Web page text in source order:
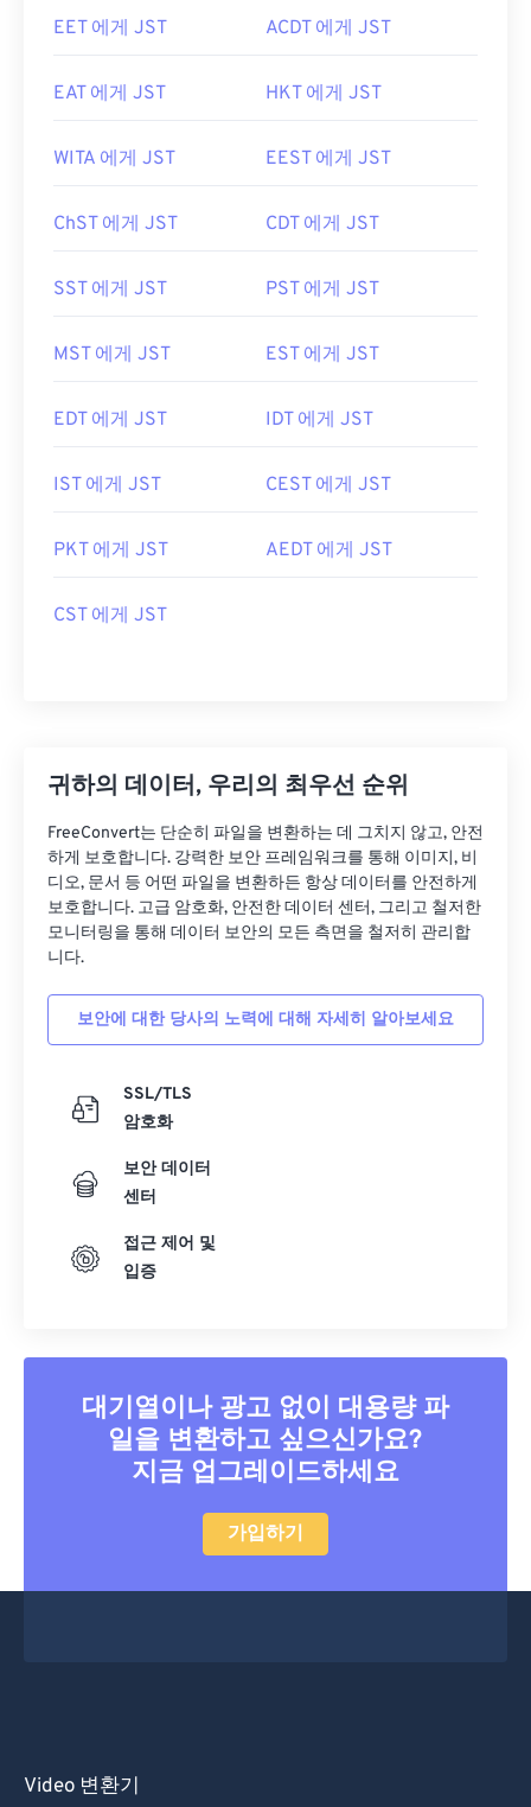
EET 에게 JST ACDT 에게 JST
EAT 에게 JST HKT 에게 JST
WITA 에게 JST EEST 에게 JST
ChST 에게 JST CDT 에게 JST
SST 에게 JST PST 에게 JST
MST 에게 JST EST 에게 JST
EDT 에게 JST IDT 에게 JST
IST 에게 JST CEST 에게 JST
PKT 에게 JST AEDT 에게 JST
CST 에게 JST
귀하의 데이터, 우리의 최우선 순위
FreeConvert는 단순히 파일을 변환하는 데 그치지 않고, 안전
하게 보호합니다. 강력한 보안 프레임워크를 통해 이미지, 비
디오, 문서 등 어떤 파일을 변환하든 항상 데이터를 안전하게
보호합니다. 고급 암호화, 안전한 데이터 센터, 그리고 철저한
모니터링을 통해 데이터 보안의 모든 측면을 철저히 관리합
니다.
보안에 대한 당사의 노력에 대해 자세히 알아보세요
SSL/TLS
암호화
보안 데이터
센터
접근 제어 및
입증
대기열이나 광고 없이 대용량 파
일을 변환하고 싶으신가요?
지금 업그레이드하세요
가입하기
Video 변환기